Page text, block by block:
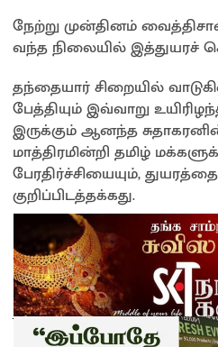
நேற்று முன்தினம்
வந்த நிலையில் இத்துயரச்
தந்தையார் சிறையில்
பேத்தியும் இவ்வாறு
இருக்கும் ஆனந்த
மாத்திரமின்றி தமிழ்
பேரதிர்ச்சியையும்,
குறிப்பிடத்தக்கது.